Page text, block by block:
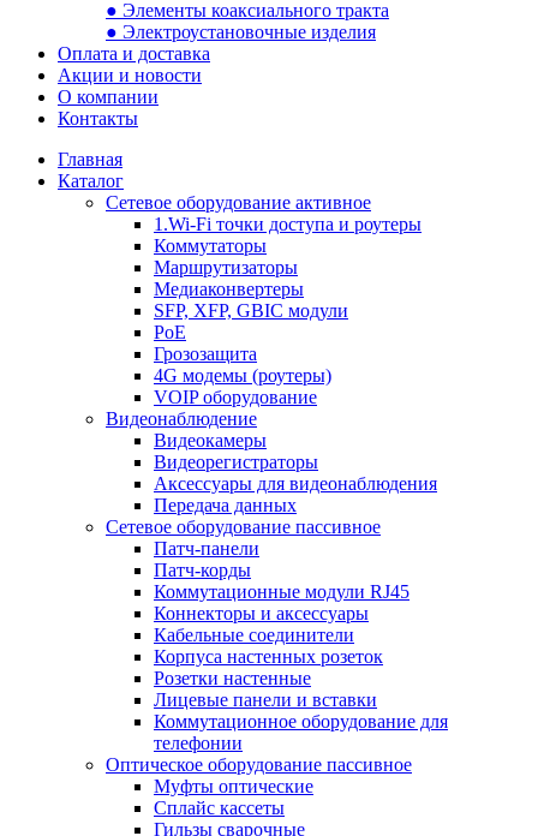
● Элементы коаксиального тракта
● Электроустановочные изделия
Оплата и доставка
Акции и новости
О компании
Контакты
Главная
Каталог
Сетевое оборудование активное
1.Wi-Fi точки доступа и роутеры
Коммутаторы
Маршрутизаторы
Медиаконвертеры
SFP, XFP, GBIC модули
PoE
Грозозащита
4G модемы (роутеры)
VOIP оборудование
Видеонаблюдение
Видеокамеры
Видеорегистраторы
Аксессуары для видеонаблюдения
Передача данных
Сетевое оборудование пассивное
Патч-панели
Патч-корды
Коммутационные модули RJ45
Коннекторы и аксессуары
Кабельные соединители
Корпуса настенных розеток
Розетки настенные
Лицевые панели и вставки
Коммутационное оборудование для
телефонии
Оптическое оборудование пассивное
Муфты оптические
Сплайс кассеты
Гильзы сварочные